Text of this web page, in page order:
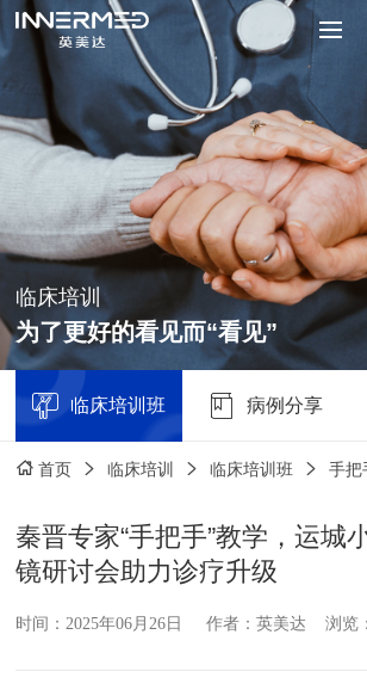
临床培训
为了更好的看见而“看见”
临床培训班 病例分享
首页 临床培训 临床培训班 手把
秦晋专家“手把手”教学，运城
镜研讨会助力诊疗升级
时间：2025年06月26日 作者：英美达 浏览